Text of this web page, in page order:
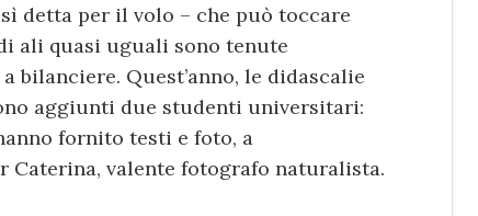
detta per il volo – che può toccare
ali quasi uguali sono tenute
bilanciere. Quest’anno, le didascalie
aggiunti due studenti universitari:
fornito testi e foto, a
valente fotografo naturalista.